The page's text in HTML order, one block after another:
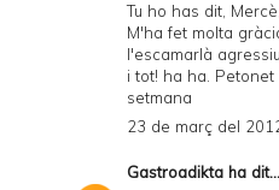
Tu ho has dit,
M'ha fet molta
l'escamarlà
i tot! ha ha.
setmana
23 de març del
Gastroadikta ha dit...